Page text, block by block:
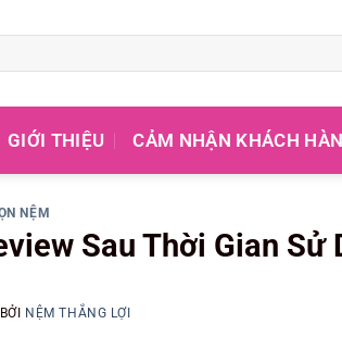
GIỚI THIỆU CẢM NHẬN KHÁCH
NỆM
Sau Thời Gian Sử
BỞI NỆM THẮNG LỢI